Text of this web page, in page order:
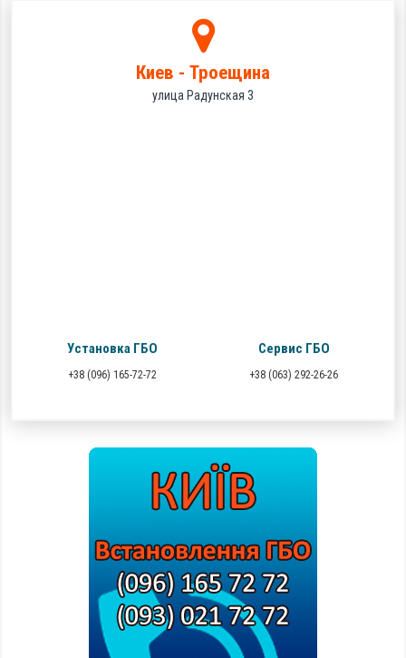
Киев - Троещина
улица Радунская 3
Установка ГБО
+38 (096) 165-72-72
Сервис ГБО
+38 (063) 292-26-26